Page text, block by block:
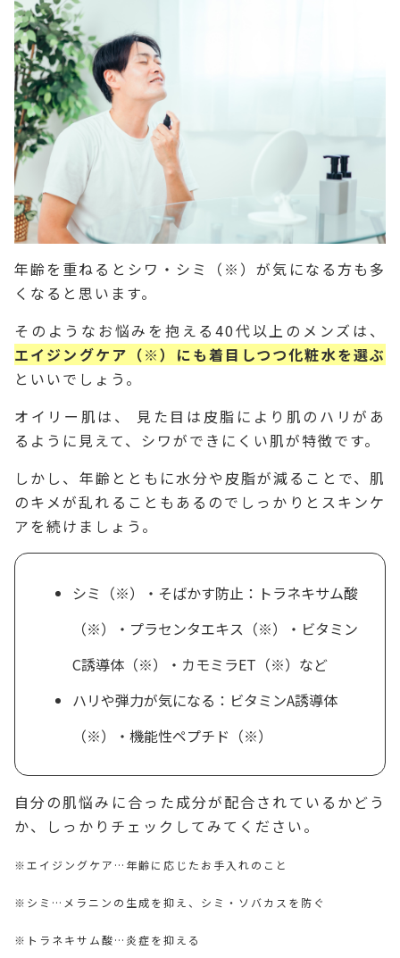
年齢を重ねるとシワ・シミ（※）が気になる方も多
くなると思います。
そのようなお悩みを抱える40代以上のメンズは、
エイジングケア（※）にも着目しつつ化粧水を選ぶ
といいでしょう。
オイリー肌は、 見た目は皮脂により肌のハリがあ
るように見えて、シワができにくい肌が特徴です。
しかし、年齢とともに水分や皮脂が減ることで、肌
のキメが乱れることもあるのでしっかりとスキンケ
アを続けましょう。
シミ（※）・そばかす防止：トラネキサム酸
（※）・プラセンタエキス（※）・ビタミン
C誘導体（※）・カモミラET（※）など
ハリや弾力が気になる：ビタミンA誘導体
（※）・機能性ペプチド（※）
自分の肌悩みに合った成分が配合されているかどう
か、しっかりチェックしてみてください。
※エイジングケア…年齢に応じたお手入れのこと
※シミ…メラニンの生成を抑え、シミ・ソバカスを防ぐ
※トラネキサム酸…炎症を抑える